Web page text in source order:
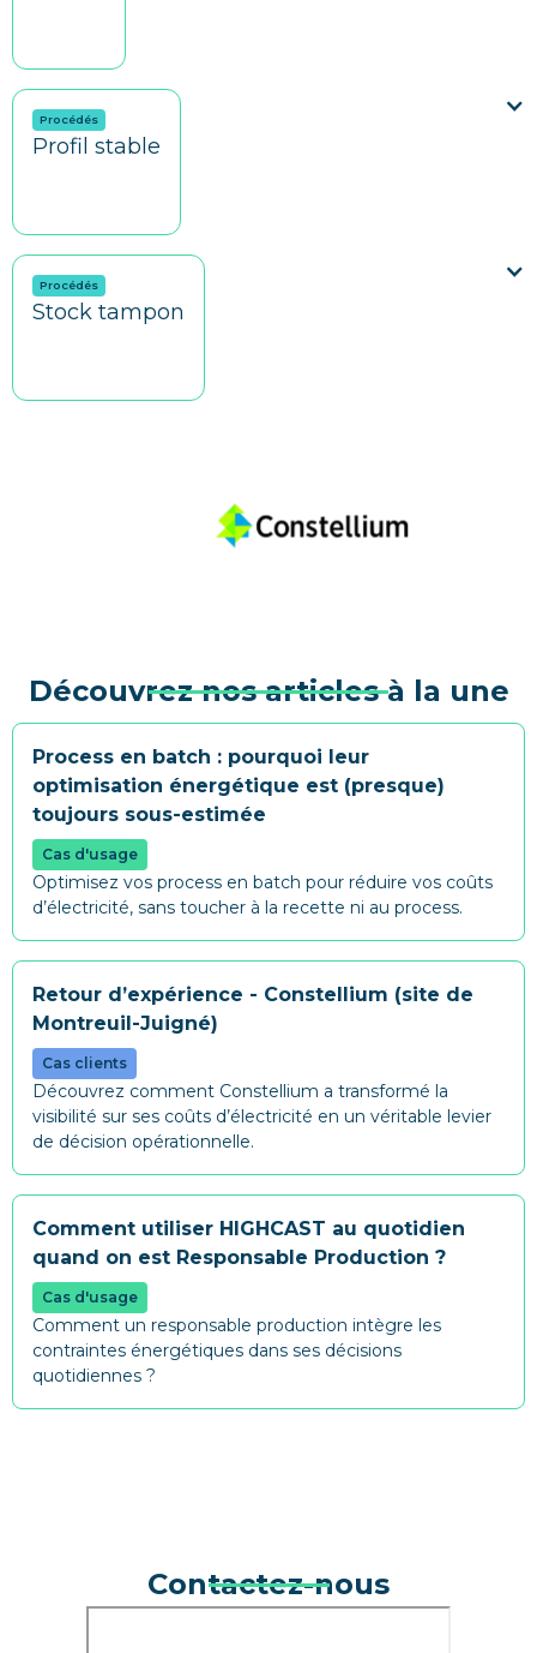
Procédés
Profil stable
Procédés
Stock tampon
Découvrez nos articles à la une
Process en batch : pourquoi leur
optimisation énergétique est (presque)
toujours sous-estimée
Cas d'usage
Optimisez vos process en batch pour réduire vos coûts
d’électricité, sans toucher à la recette ni au process.
Retour d’expérience - Constellium (site de
Montreuil-Juigné)
Cas clients
Découvrez comment Constellium a transformé la
visibilité sur ses coûts d’électricité en un véritable levier
de décision opérationnelle.
Comment utiliser HIGHCAST au quotidien
quand on est Responsable Production ?
Cas d'usage
Comment un responsable production intègre les
contraintes énergétiques dans ses décisions
quotidiennes ?
Contactez-nous